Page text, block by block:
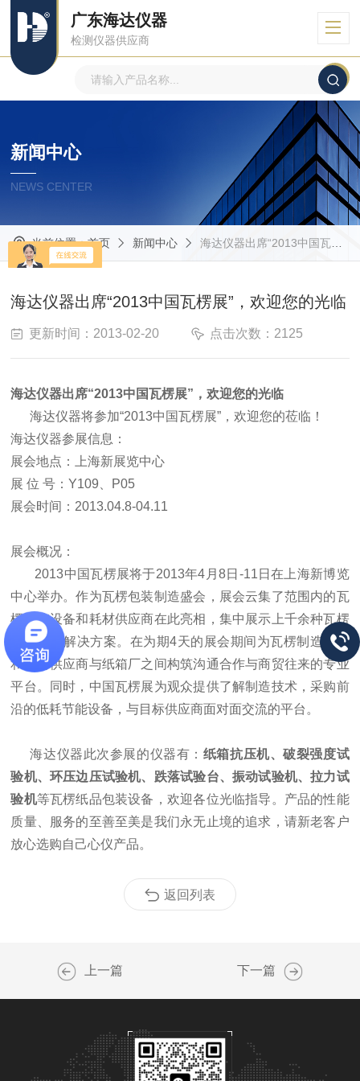
广东海达仪器
检测仪器供应商
新闻中心
NEWS CENTER
当前位置：首页 新闻中心 海达仪器出席“2013中国瓦楞展”，欢迎您的光临
海达仪器出席“2013中国瓦楞展”，欢迎您的光临
更新时间：2013-02-20 点击次数：2125
海达仪器出席“2013中国瓦楞展”，欢迎您的光临
海达仪器将参加“2013中国瓦楞展”，欢迎您的莅临！
海达仪器参展信息：
展会地点：上海新展览中心
展 位 号：Y109
P05
展会时间： 2013.04.8-04.11
展会概况：
2013中国瓦楞展将于2013年4 月 8日 -11 日在上海新博览
中心举办。作为瓦楞包装制造盛会，展会云集了范围内的瓦
楞纸箱设备和耗材供应商在此亮相，集中展示上千余种瓦楞
纸箱制造解决方案。在为期4天的展会期间为瓦楞制造设备
和耗材供应商与纸箱厂之间构筑沟通合作与商贸往来的专业
平台。同时，中国瓦楞展为观众提供了解制造技术，采购前
沿的低耗节能设备，与目标供应商面对面交流的平台。
海达仪器此次参展的仪器有： 纸箱抗压机、破裂强度试
验机、环压边压试验机、 跌落试验台、振动试验机、拉力试
验机等瓦楞纸品包装设备，欢迎各位光临指导。 产品的性能
质量、服务的至善至美是我们永无止境的追求，请新老客户
放心选购自己心仪产品。
返回列表
上一篇 下一篇